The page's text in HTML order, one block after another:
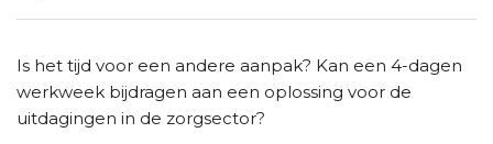
Is het tijd voor een andere aanpak? Kan een 4-dagen
werkweek bijdragen aan een oplossing voor de
uitdagingen in de zorgsector?